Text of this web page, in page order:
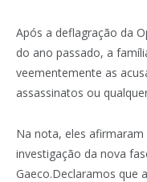
Após a deflagração da
do ano passado, a
veementemente as
assassinatos ou
Na nota, eles afirmaram
investigação da nova
Gaeco.Declaramos que